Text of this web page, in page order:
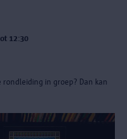
12:30
in groep? Dan kan